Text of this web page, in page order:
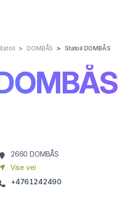
DOMBÅS Statoil DOMBÅS
2660 DOMBÅS
Vise vei
+4761242490